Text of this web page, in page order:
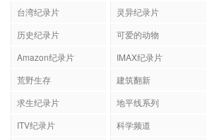
台湾纪录片
灵异纪录片
历史纪录片
可爱的动物
Amazon纪录片
IMAX纪录片
荒野生存
建筑翻新
求生纪录片
地平线系列
ITV纪录片
科学频道